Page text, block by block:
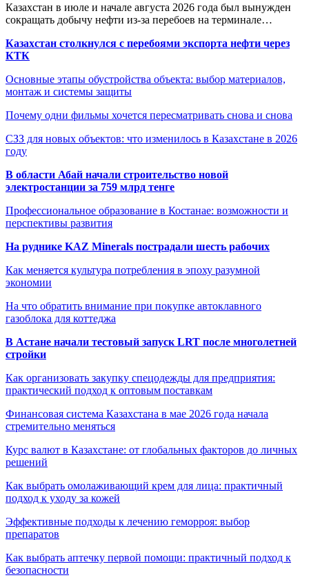
Казахстан в июле и начале августа 2026 года был вынужден
сокращать добычу нефти из-за перебоев на терминале…
Казахстан столкнулся с перебоями экспорта нефти через
КТК
Основные этапы обустройства объекта: выбор материалов,
монтаж и системы защиты
Почему одни фильмы хочется пересматривать снова и снова
СЗЗ для новых объектов: что изменилось в Казахстане в 2026
году
В области Абай начали строительство новой
электростанции за 759 млрд тенге
Профессиональное образование в Костанае: возможности и
перспективы развития
На руднике KAZ Minerals пострадали шесть рабочих
Как меняется культура потребления в эпоху разумной
экономии
На что обратить внимание при покупке автоклавного
газоблока для коттеджа
В Астане начали тестовый запуск LRT после многолетней
стройки
Как организовать закупку спецодежды для предприятия:
практический подход к оптовым поставкам
Финансовая система Казахстана в мае 2026 года начала
стремительно меняться
Курс валют в Казахстане: от глобальных факторов до личных
решений
Как выбрать омолаживающий крем для лица: практичный
подход к уходу за кожей
Эффективные подходы к лечению геморроя: выбор
препаратов
Как выбрать аптечку первой помощи: практичный подход к
безопасности